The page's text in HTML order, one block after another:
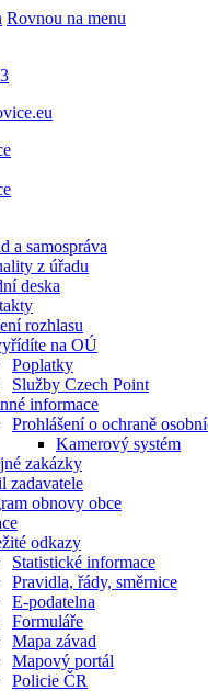
Rovnou na menu
a samospráva
z úřadu
deska
rozhlasu
na OÚ
Poplatky
Služby Czech Point
informace
Prohlášení o ochraně
Kamerový systém
zakázky
zadavatele
obnovy obce
odkazy
Statistické informace
Pravidla, řády, směrnice
E-podatelna
Formuláře
Mapa závad
Mapový portál
Policie ČR